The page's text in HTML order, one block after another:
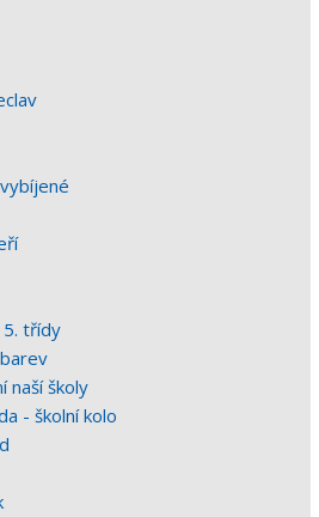
5. třídy
naší školy
- školní kolo